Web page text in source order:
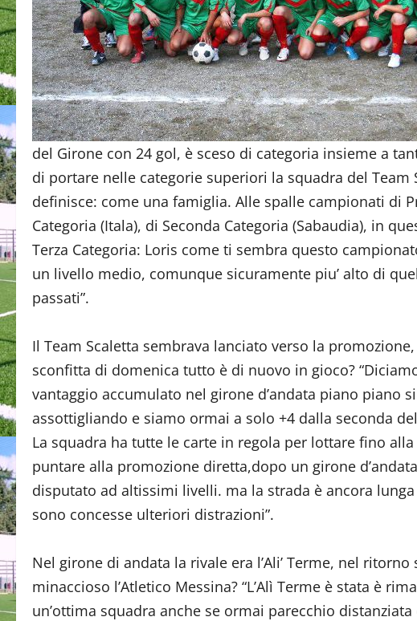
del Girone con 24 gol, è sceso di categoria insieme a
di portare nelle categorie superiori la squadra del
definisce: come una famiglia. Alle spalle campionati di
Categoria (Itala), di Seconda Categoria (Sabaudia), in
Terza Categoria: Loris come ti sembra questo
un livello medio, comunque sicuramente piu’ alto di
passati”.
Il Team Scaletta sembrava lanciato verso la
sconfitta di domenica tutto è di nuovo in gioco?
vantaggio accumulato nel girone d’andata piano piano
assottigliando e siamo ormai a solo +4 dalla seconda
La squadra ha tutte le carte in regola per lottare fino
puntare alla promozione diretta,dopo un girone d’andata
disputato ad altissimi livelli. ma la strada è ancora
sono concesse ulteriori distrazioni”.
Nel girone di andata la rivale era l’Ali’ Terme, nel ritorno
minaccioso l’Atletico Messina? “L’Alì Terme è stata è
un’ottima squadra anche se ormai parecchio